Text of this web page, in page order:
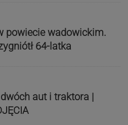
powiecie wadowickim.
64-latka
aut i traktora |